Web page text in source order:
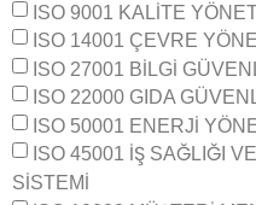
ISO 9001 KALİTE
ISO 14001 ÇEVRE
ISO 27001 BİLGİ
ISO 22000 GIDA
ISO 50001 ENERJİ
ISO 45001 İŞ SAĞLIĞI
SİSTEMİ